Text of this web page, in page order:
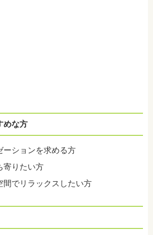
めな方
ーションを求める方
寄りたい方
間でリラックスしたい方